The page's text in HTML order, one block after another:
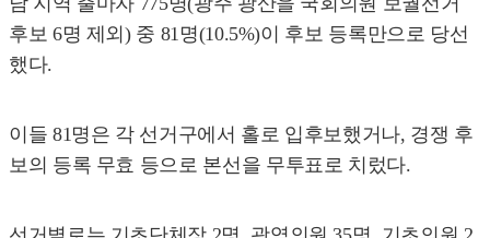
후보 6명 제외) 중 81명(10.5%)이 후보 등록만으로 당선
했다.
이들 81명은 각 선거구에서 홀로 입후보했거나, 경쟁 후
보의 등록 무효 등으로 본선을 무투표로 치렀다.